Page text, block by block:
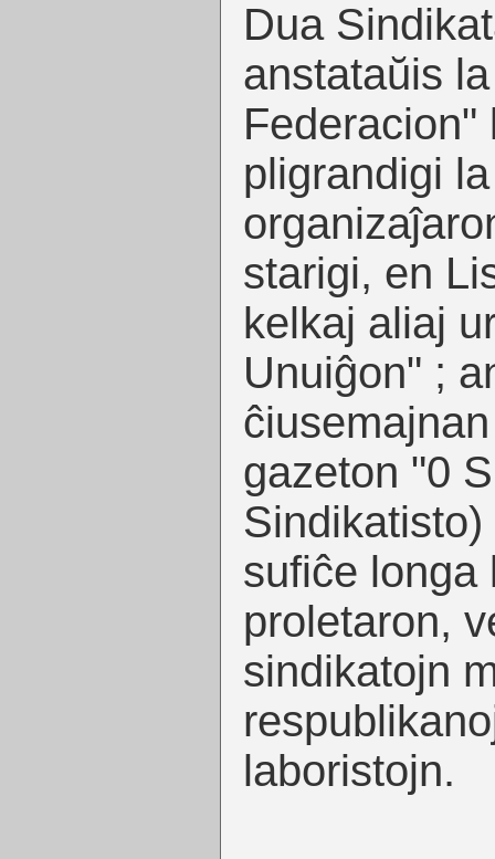
Dua
anstataŭis
Federacion"
pligrandigi
starigi, en
kelkaj aliaj
Unuiĝon" ;
gazeton "0
sufiĉe longa
proletaron,
sindikatojn
laboristojn.